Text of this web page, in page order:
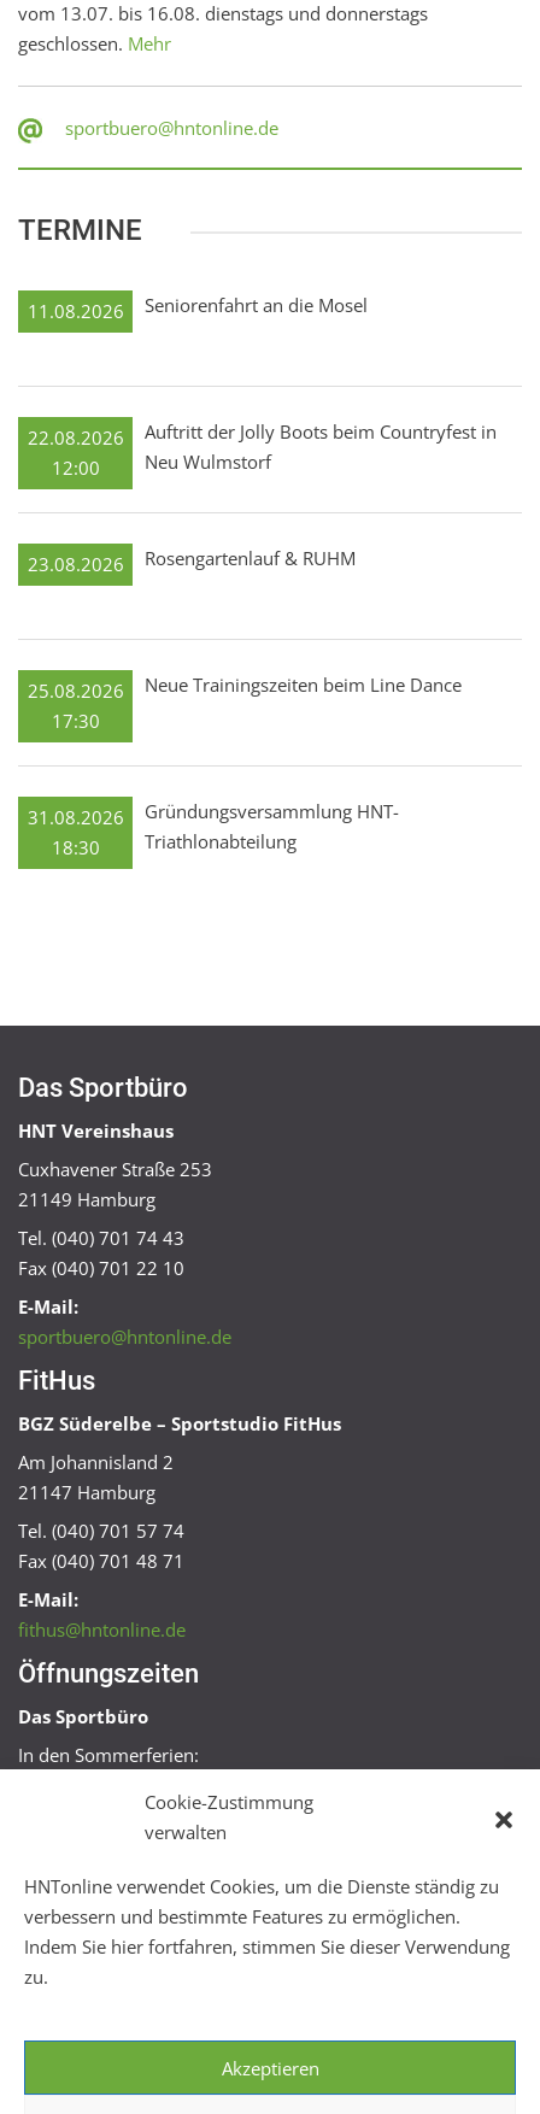
Cookie-Zustimmung
verwalten
HNTonline verwendet Cookies, um die Dienste ständig zu
verbessern und bestimmte Features zu ermöglichen.
Indem Sie hier fortfahren, stimmen Sie dieser Verwendung
zu.
Akzeptieren
vom 13.07. bis 16.08. dienstags und donnerstags
geschlossen. Mehr
sportbuero@hntonline.de
TERMINE
11.08.2026 Seniorenfahrt an die Mosel
22.08.2026
12:00
Auftritt der Jolly Boots beim Countryfest in
Neu Wulmstorf
23.08.2026 Rosengartenlauf & RUHM
25.08.2026
17:30
Neue Trainingszeiten beim Line Dance
31.08.2026
18:30
Gründungsversammlung HNT-
Triathlonabteilung
Das Sportbüro
HNT Vereinshaus
Cuxhavener Straße 253
21149 Hamburg
Tel. (040) 701 74 43
Fax (040) 701 22 10
E-Mail:
sportbuero@hntonline.de
FitHus
BGZ Süderelbe – Sportstudio FitHus
Am Johannisland 2
21147 Hamburg
Tel. (040) 701 57 74
Fax (040) 701 48 71
E-Mail:
fithus@hntonline.de
Öffnungszeiten
Das Sportbüro
In den Sommerferien:
Mo + Mi 16:00 – 18:00 Uhr
Mo – Fr 08:00 – 22:00 Uhr
Sa + So 10:00 – 18:00 Uhr